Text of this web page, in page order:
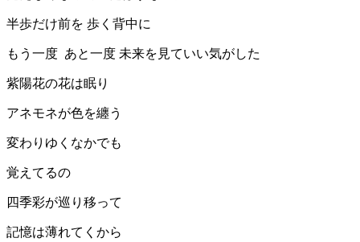
半歩だけ前を 歩く背中に
もう一度 あと一度 未来を見ていい気がした
紫陽花の花は眠り
アネモネが色を纏う
変わりゆくなかでも
覚えてるの
四季彩が巡り移って
記憶は薄れてくから